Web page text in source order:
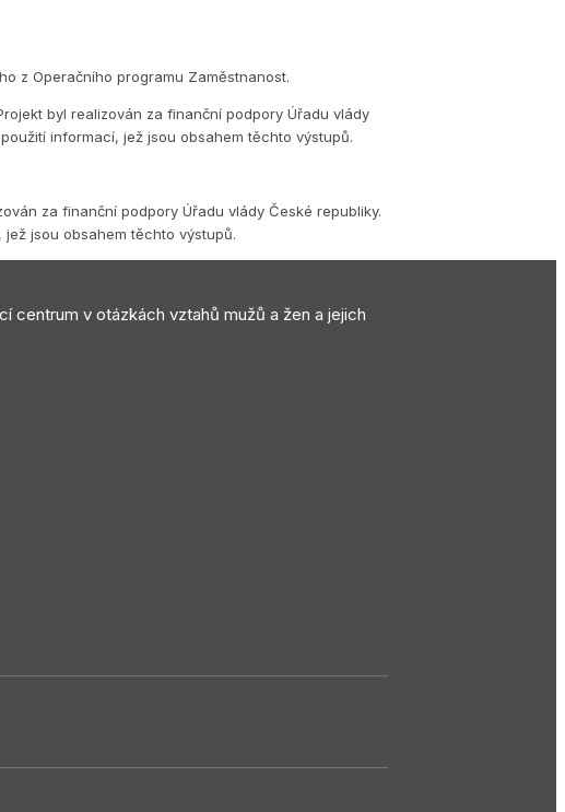
z Operačního programu Zaměstnanost.
byl realizován za finanční podpory Úřadu vlády
informací, jež jsou obsahem těchto výstupů.
za finanční podpory Úřadu vlády České republiky.
jsou obsahem těchto výstupů.
centrum v otázkách vztahů mužů a žen a jejich